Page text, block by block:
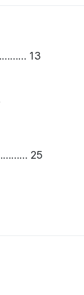
………… 13
………… 25
해하라 …… 31